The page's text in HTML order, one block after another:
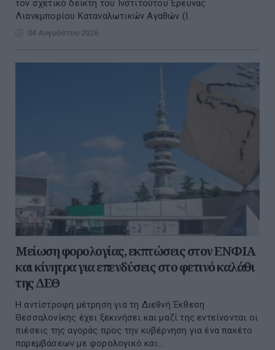
τον σχετικό δείκτη του Ινστιτούτου Έρευνας
Λιανεμπορίου Καταναλωτικών Αγαθών (Ι...
04 Αυγούστου 2026
Μείωση φορολογίας, εκπτώσεις στον ΕΝΦΙΑ
και κίνητρα για επενδύσεις στο φετινό καλάθι
της ΔΕΘ
Η αντίστροφη μέτρηση για τη Διεθνή Έκθεση
Θεσσαλονίκης έχει ξεκινήσει και μαζί της εντείνονται οι
πιέσεις της αγοράς προς την κυβέρνηση για ένα πακέτο
παρεμβάσεων με φορολογικό και...